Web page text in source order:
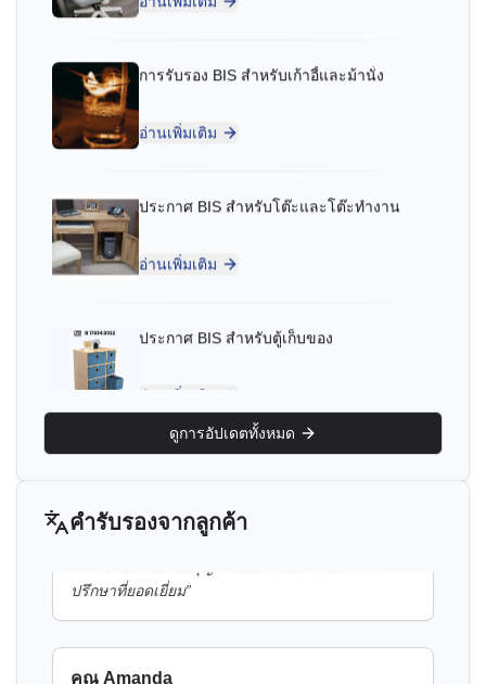
อ่านเพิ่มเติม
ประกาศ BIS สำหรับโต๊ะและโต๊ะทำงาน
อ่านเพิ่มเติม
ประกาศ BIS สำหรับตู้เก็บของ
อ่านเพิ่มเติม
ประกาศ BIS สำหรับเตียงสองชั้น
อ่านเพิ่มเติม
ขึ้นรูป
อ่านเพิ่มเติม
ดูการอัปเดตทั้งหมด
คำรับรองจากลูกค้า
Aluminium Bahrain (ALBA), ผู้ถือใบอนุญาต BIS ใน
บาห์เรน
“การสนับสนุนการรับรอง BIS ที่ยอดเยี่ยม ที่ปรึกษาที่
เชื่อถือได้มาก
คุณ Yousef
Bahrain Aluminium Manufacturing Company, ผู้ถือ
“กระบวนการลงทะเบียน BIS ที่ราบรื่นพร้อมที่ปรึกษา
ผู้เชี่ยวชาญ
ปรึกษาที่ยอดเยี่ยม”
คุณ Amanda
Honeywell, ผู้ถือใบอนุญาต BIS ในสหรัฐอเมริกา